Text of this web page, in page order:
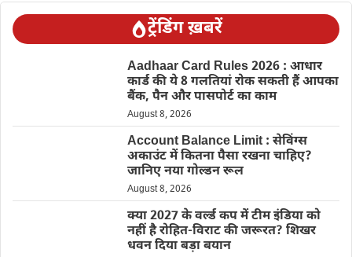
ट्रेंडिंग ख़बरें
Aadhaar Card Rules 2026 : आधार
कार्ड की ये 8 गलतियां रोक सकती हैं आपका
बैंक, पैन और पासपोर्ट का काम
August 8, 2026
Account Balance Limit : सेविंग्स
अकाउंट में कितना पैसा रखना चाहिए?
जानिए नया गोल्डन रूल
August 8, 2026
क्या 2027 के वर्ल्ड कप में टीम इंडिया को
नहीं है रोहित-विराट की जरूरत? शिखर
धवन दिया बड़ा बयान